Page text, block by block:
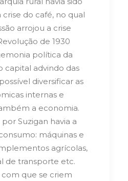
do café, no qual
arrojou a crise
de 1930
política da
capital advindo das
diversificar as
internas e
a economia.
Suzigan havia a
máquinas e
agrícolas,
de transporte etc.
com que se criem